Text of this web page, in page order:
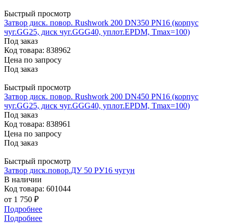
Быстрый просмотр
Затвор диск. повор. Rushwork 200 DN350 PN16 (корпус
чуг.GG25, диск чуг.GGG40, уплот.EPDM, Тmax=100)
Под заказ
Код товара: 838962
Цена по запросу
Под заказ
Быстрый просмотр
Затвор диск. повор. Rushwork 200 DN450 PN16 (корпус
чуг.GG25, диск чуг.GGG40, уплот.EPDM, Тmax=100)
Под заказ
Код товара: 838961
Цена по запросу
Под заказ
Быстрый просмотр
Затвор диск.повор.ДУ 50 РУ16 чугун
В наличии
Код товара: 601044
от 1 750 ₽
Подробнее
Подробнее